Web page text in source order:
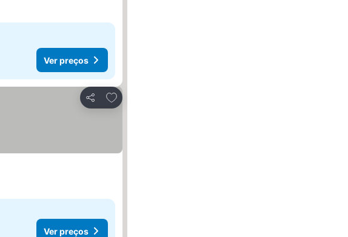
Ver preços
Partilhar
Adicionar aos favoritos
Ver preços